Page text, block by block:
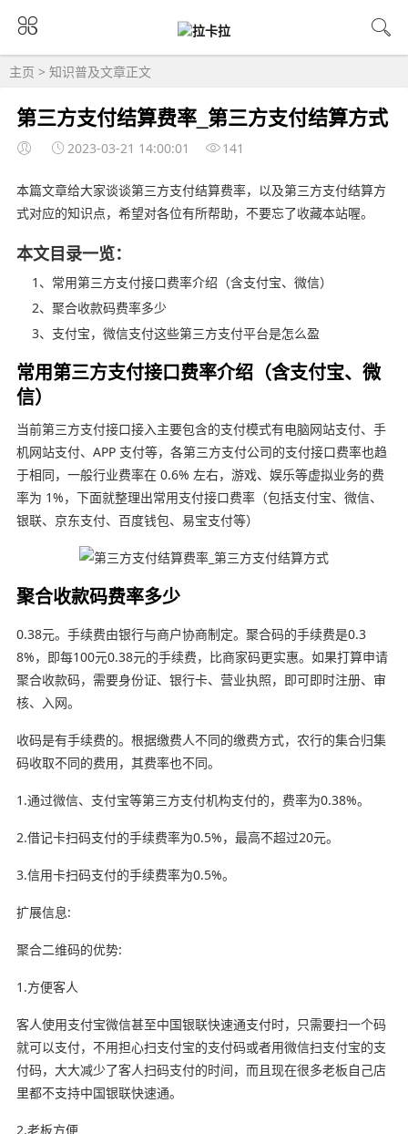
主页 > 知识普及文章正文
第三方支付结算费率_第三方支付结算方式
2023-03-21 14:00:01 141
本篇文章给大家谈谈第三方支付结算费率，以及第三方支付结算方
式对应的知识点，希望对各位有所帮助，不要忘了收藏本站喔。
本文目录一览：
1、常用第三方支付接口费率介绍（含支付宝、微信）
2、聚合收款码费率多少
3、支付宝，微信支付这些第三方支付平台是怎么盈
常用第三方支付接口费率介绍（含支付宝、微
信）
当前第三方支付接口接入主要包含的支付模式有电脑网站支付、手
机网站支付、APP 支付等，各第三方支付公司的支付接口费率也趋
于相同，一般行业费率在 0.6% 左右，游戏、娱乐等虚拟业务的费
率为 1%，下面就整理出常用支付接口费率（包括支付宝、微信、
银联、京东支付、百度钱包、易宝支付等）
聚合收款码费率多少
0.38元。手续费由银行与商户协商制定。聚合码的手续费是0.3
8%，即每100元0.38元的手续费，比商家码更实惠。如果打算申请
聚合收款码，需要身份证、银行卡、营业执照，即可即时注册、审
核、入网。
收码是有手续费的。根据缴费人不同的缴费方式，农行的集合归集
码收取不同的费用，其费率也不同。
1.通过微信、支付宝等第三方支付机构支付的，费率为0.38%。
2.借记卡扫码支付的手续费率为0.5%，最高不超过20元。
3.信用卡扫码支付的手续费率为0.5%。
扩展信息:
聚合二维码的优势:
1.方便客人
客人使用支付宝微信甚至中国银联快速通支付时，只需要扫一个码
就可以支付，不用担心扫支付宝的支付码或者用微信扫支付宝的支
付码，大大减少了客人扫码支付的时间，而且现在很多老板自己店
里都不支持中国银联快速通。
2.老板方便